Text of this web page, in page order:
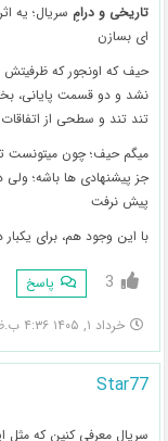
تاریخی و درامِ سریال؛ یه
ای بسازن
حیف که اونجور که ظرفیتش
تند تند و سطحی از
جز پیشنهادی ها باشه؛ ولی
پیش نرفت
با این وجود هم، برای
3 پاسخ
خرداد ۱, ۱۴۰۵ ۴:۳۶ ب.ظ
Star77
سریال معرفی کنین که مثل